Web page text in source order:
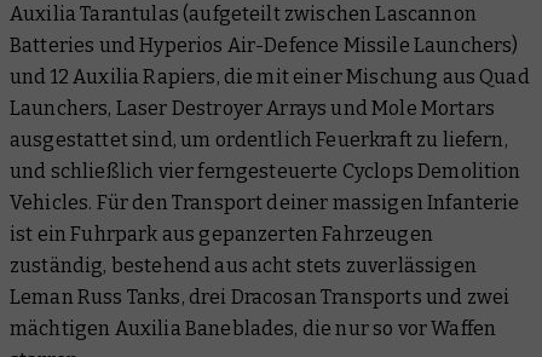
Auxilia Tarantulas (aufgeteilt zwischen Lascannon
Batteries und Hyperios Air-Defence Missile Launchers)
und 12 Auxilia Rapiers, die mit einer Mischung aus Quad
Launchers, Laser Destroyer Arrays und Mole Mortars
ausgestattet sind, um ordentlich Feuerkraft zu liefern,
und schließlich vier ferngesteuerte Cyclops Demolition
Vehicles. Für den Transport deiner massigen Infanterie
ist ein Fuhrpark aus gepanzerten Fahrzeugen
zuständig, bestehend aus acht stets zuverlässigen
Leman Russ Tanks, drei Dracosan Transports und zwei
mächtigen Auxilia Baneblades, die nur so vor Waffen